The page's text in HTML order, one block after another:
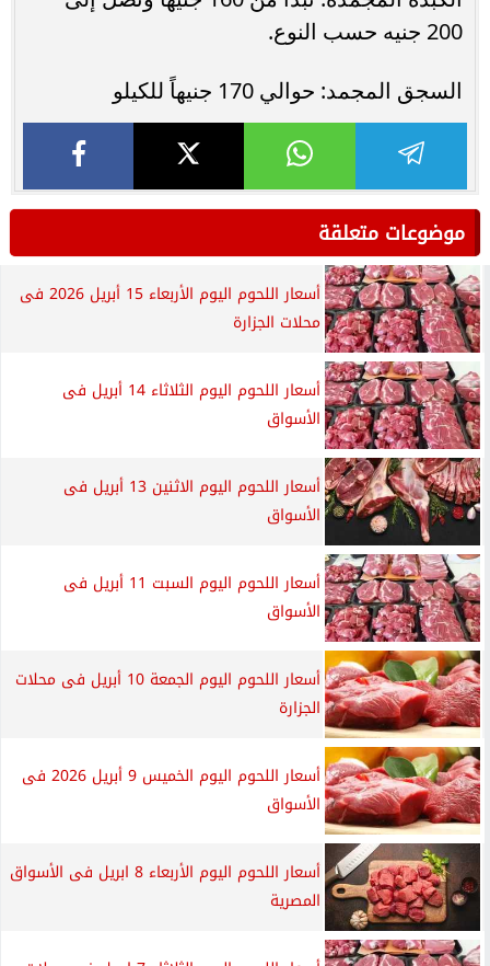
200 جنيه حسب النوع.
السجق المجمد: حوالي 170 جنيهاً للكيلو
موضوعات متعلقة
أسعار اللحوم اليوم الأربعاء 15 أبريل 2026 فى
محلات الجزارة
أسعار اللحوم اليوم الثلاثاء 14 أبريل فى
الأسواق
أسعار اللحوم اليوم الاثنين 13 أبريل فى
الأسواق
أسعار اللحوم اليوم السبت 11 أبريل فى
الأسواق
أسعار اللحوم اليوم الجمعة 10 أبريل فى محلات
الجزارة
أسعار اللحوم اليوم الخميس 9 أبريل 2026 فى
الأسواق
أسعار اللحوم اليوم الأربعاء 8 ابريل فى الأسواق
المصرية